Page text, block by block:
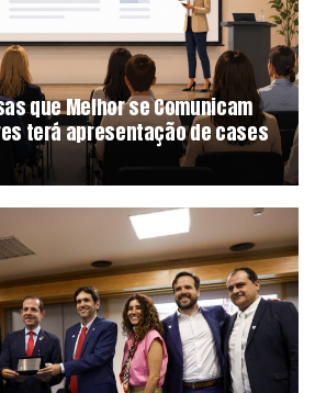
que Melhor se Comunicam
terá apresentação de cases